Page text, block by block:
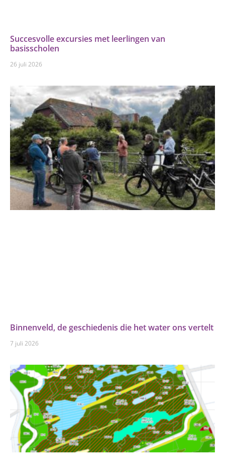
Succesvolle excursies met leerlingen van
basisscholen
26 juli 2026
Binnenveld, de geschiedenis die het water ons vertelt
7 juli 2026